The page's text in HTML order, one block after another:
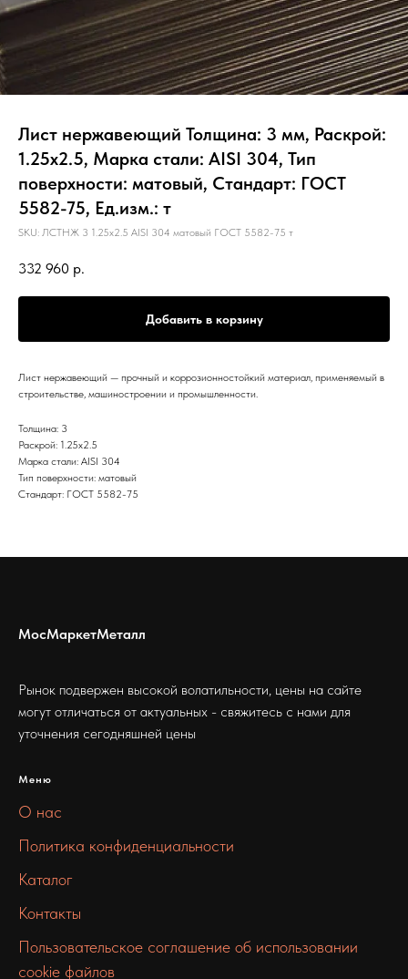
Лист нержавеющий Толщина: 3 мм, Раскрой:
1.25х2.5, Марка стали: AISI 304, Тип
поверхности: матовый, Стандарт: ГОСТ
5582-75, Ед.изм.: т
SKU: ЛСТНЖ 3 1.25х2.5 AISI 304 матовый ГОСТ 5582-75 т
332 960 р.
Добавить в корзину
Лист нержавеющий — прочный и коррозионностойкий материал, применяемый в
строительстве, машиностроении и промышленности.
Толщина: 3
Раскрой: 1.25х2.5
Марка стали: AISI 304
Тип поверхности: матовый
Стандарт: ГОСТ 5582-75
МосМаркетМеталл
Рынок подвержен высокой волатильности, цены на сайте
могут отличаться от актуальных - свяжитесь с нами для
уточнения сегодняшней цены
Меню
О нас
Политика конфиденциальности
Каталог
Контакты
Пользовательское соглашение об использовании
cookie файлов